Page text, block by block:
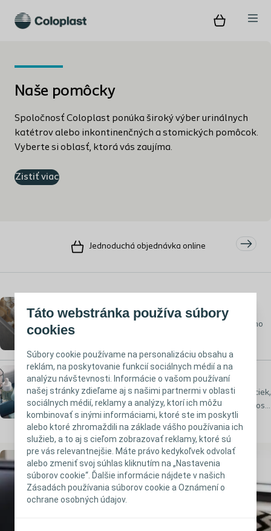
Táto webstránka používa súbory
cookies
Súbory cookie používame na personalizáciu obsahu a
reklám, na poskytovanie funkcií sociálnych médií a na
analýzu návštevnosti. Informácie o vašom používaní
našej stránky zdieľame aj s našimi partnermi v oblasti
sociálnych médií, reklamy a analýzy, ktorí ich môžu
kombinovať s inými informáciami, ktoré ste im poskytli
alebo ktoré zhromaždili na základe vášho používania ich
služieb, a to aj s cieľom zobrazovať reklamy, ktoré sú
pre vás relevantnejšie. Máte právo kedykoľvek odvolať
alebo zmeniť svoj súhlas kliknutím na „Nastavenia
súborov cookie“. Ďalšie informácie nájdete v našich
Zásadách používania súborov cookie a Oznámení o
ochrane osobných údajov.
Naše pomôcky
Spoločnosť Coloplast ponúka široký výber urinálnych
katétrov alebo inkontinenčných a stomických pomôcok.
Vyberte si oblasť, ktorá vás zaujíma.
Zistiť viac
Jednoduchá objednávka online
Stomické pomôcky
Vyberte si z ponuky stomických pomôcok a stomického
podložiek a príslušenstva vám umožňuje nájsť pomôcku,
ktorá sa prispôsobí individuálnym potrebám a tvaru
vášho tela.
Pomôcky na kontinenciu
Vyberte si z ponuky močových katétrov, zberných vreciek,
urinálnych kondómov a ďalších pomôcok na starostlivosť
o močový mechúr. Náš rad pomôcok na starostlivosť o
močový mechúr rieši dva typy problémov: únik moču a
neschopnosť vyprázdniť močový mechúr.